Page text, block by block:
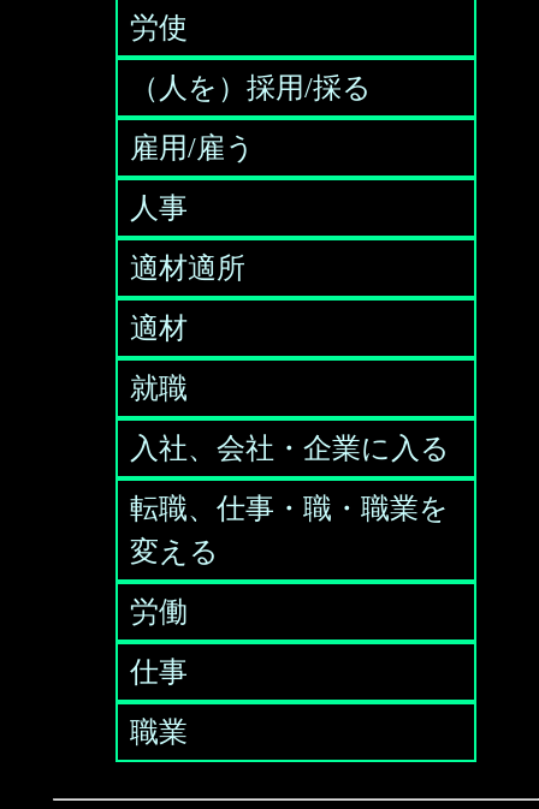
労使
（人を）採用/採る
雇用/雇う
人事
適材適所
適材
就職
入社、会社・企業に入る
転職、仕事・職・職業を
変える
労働
仕事
職業